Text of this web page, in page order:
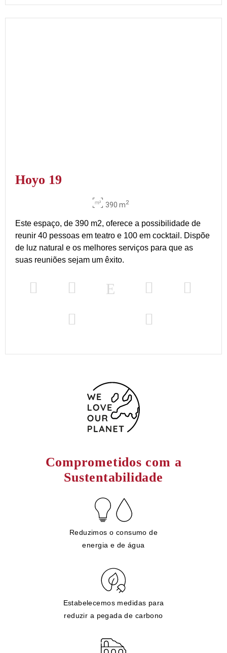
Hoyo 19
390 m2
Este espaço, de 390 m2, oferece a possibilidade de
reunir 40 pessoas em teatro e 100 em cocktail. Dispõe
de luz natural e os melhores serviços para que as
suas reuniões sejam um êxito.
Comprometidos com a
Sustentabilidade
Reduzimos o consumo de
energia e de água
Estabelecemos medidas para
reduzir a pegada de carbono